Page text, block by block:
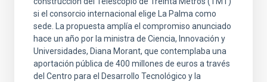
si el consorcio internacional elige La Palma como
sede. La propuesta amplía el compromiso anunciado
hace un año por la ministra de Ciencia, Innovación y
Universidades, Diana Morant, que contemplaba una
aportación pública de 400 millones de euros a través
del Centro para el Desarrollo Tecnológico y la